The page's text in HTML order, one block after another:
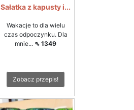
Sałatka z kapusty i...
Wakacje to dla wielu
czas odpoczynku. Dla
mnie... ⇖ 1349
Zobacz przepis!